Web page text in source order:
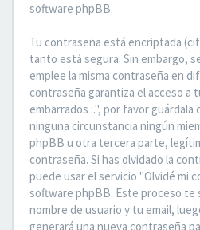
software phpBB.
Tu contraseña está encriptada
tanto está segura. Sin embargo,
emplee la misma contraseña en
contraseña garantiza el acceso a
embarrados :.", por favor guárdala
ninguna circunstancia ningún
phpBB u otra tercera parte,
contraseña. Si has olvidado la
puede usar el servicio "Olvidé mi
software phpBB. Este proceso te
nombre de usuario y tu email,
generará una nueva contraseña